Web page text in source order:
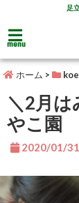
足
menu
ホーム >
＼2月
やこ園
2020/01/31